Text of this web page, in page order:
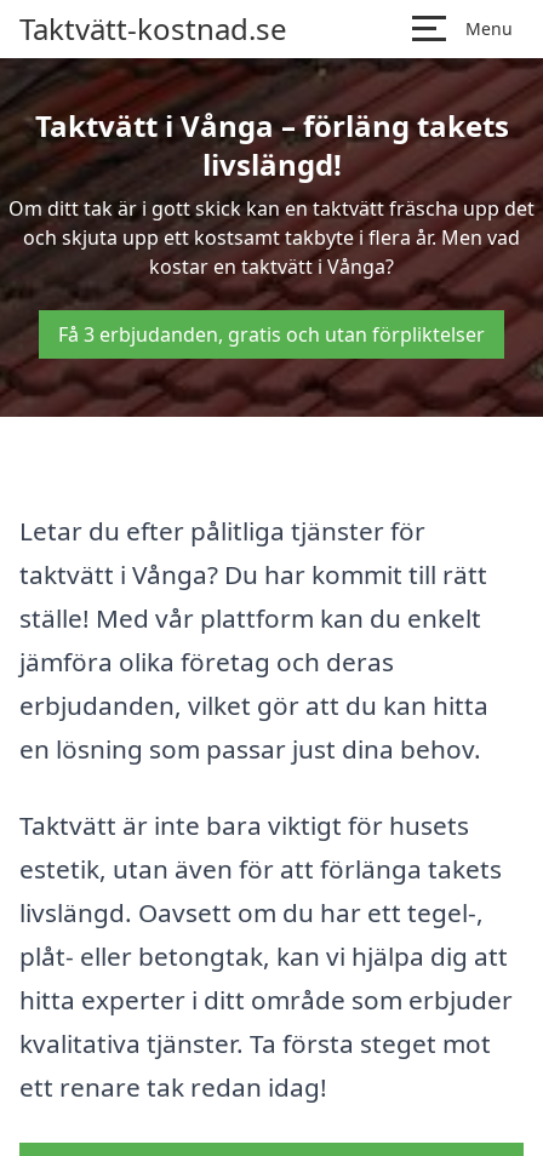
Taktvätt-kostnad.se Menu
Taktvätt i Vånga – förläng takets
livslängd!
Om ditt tak är i gott skick kan en taktvätt fräscha upp det
och skjuta upp ett kostsamt takbyte i flera år. Men vad
kostar en taktvätt i Vånga?
Få 3 erbjudanden, gratis och utan förpliktelser
Letar du efter pålitliga tjänster för
taktvätt i Vånga? Du har kommit till rätt
ställe! Med vår plattform kan du enkelt
jämföra olika företag och deras
erbjudanden, vilket gör att du kan hitta
en lösning som passar just dina behov.
Taktvätt är inte bara viktigt för husets
estetik, utan även för att förlänga takets
livslängd. Oavsett om du har ett tegel-,
plåt- eller betongtak, kan vi hjälpa dig att
hitta experter i ditt område som erbjuder
kvalitativa tjänster. Ta första steget mot
ett renare tak redan idag!